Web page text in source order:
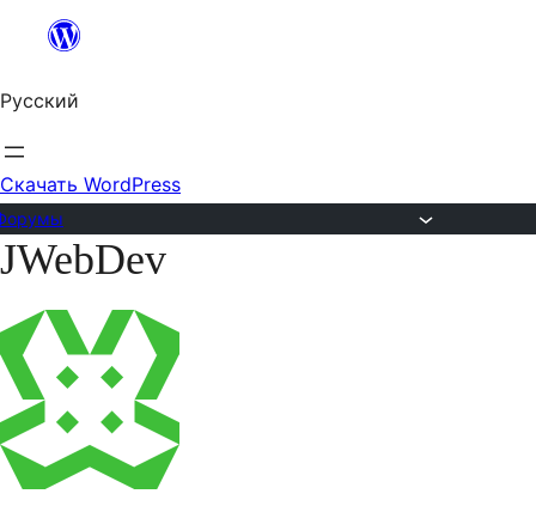
Перейти
содержимому
Русский
Скачать WordPress
Перейти
содержимому
JWebDev